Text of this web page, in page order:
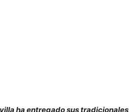
ha entregado sus tradicionales